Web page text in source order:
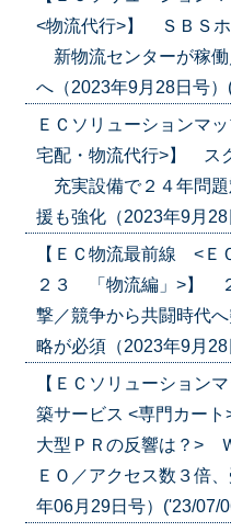
<物流代行>】 ＳＢＳ
新物流センターが稼働
へ（2023年9月28日号
ＥＣソリューション
宅配・物流代行>】 ス
充実設備で２４年問題
援も強化（2023年9月
【ＥＣ物流最前線 <Ｅ
２３ 「物流編」>】
撃／競争から共闘時代
略が必須（2023年9月
【ＥＣソリューション
築サービス <専門カー
大型ＰＲの反響は？>
ＥＯ／アクセス数３倍
年06月29日号）('23/07/